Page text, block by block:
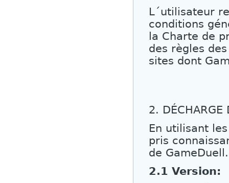
L´utilisateur
conditions
la Charte de
des règles
sites dont
2. DÉCHARGE
En utilisant
pris
de GameDuell.
2.1 Version: